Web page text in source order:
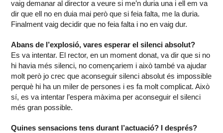
vaig demanar al director a veure si me’n duria una i ell em va
dir que ell no en duia mai però que si feia falta, me la duria.
Finalment vaig decidir que no feia falta i no en vaig dur.
Abans de l’explosió, vares esperar el silenci absolut?
Es va intentar. El rector, en un moment donat, va dir que si no
hi havia més silenci, no començariem i això també va ajudar
molt però jo crec que aconseguir silenci absolut és impossible
perquè hi ha un miler de persones i es fa molt complicat. Això
sí, es va intentar l’espera màxima per aconseguir el silenci
més gran possible.
Quines sensacions tens durant l’actuació? I després?